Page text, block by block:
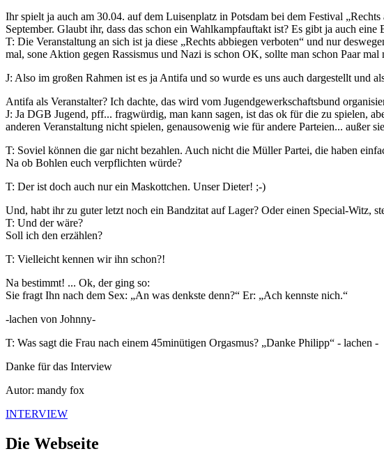
Ihr spielt ja auch am 30.04. auf dem Luisenplatz in Potsdam bei dem Festival
September. Glaubt ihr, dass das schon ein Wahlkampfauftakt ist? Es gibt ja auch
T: Die Veranstaltung an sich ist ja diese „Rechts abbiegen verboten“ und nur
mal, sone Aktion gegen Rassismus und Nazi is schon OK, sollte man schon Paar mal
J: Also im großen Rahmen ist es ja Antifa und so wurde es uns auch dargestellt und
Antifa als Veranstalter? Ich dachte, das wird vom Jugendgewerkschaftsbund
J: Ja DGB Jugend, pff... fragwürdig, man kann sagen, ist das ok für die zu spielen,
anderen Veranstaltung nicht spielen, genausowenig wie für andere Parteien... außer
T: Soviel können die gar nicht bezahlen. Auch nicht die Müller Partei, die haben
Na ob Bohlen euch verpflichten würde?
T: Der ist doch auch nur ein Maskottchen. Unser Dieter! ;-)
Und, habt ihr zu guter letzt noch ein Bandzitat auf Lager? Oder einen Special-Witz,
T: Und der wäre?
Soll ich den erzählen?
T: Vielleicht kennen wir ihn schon?!
Na bestimmt! ... Ok, der ging so:
Sie fragt Ihn nach dem Sex: „An was denkste denn?“ Er: „Ach kennste nich.“
-lachen von Johnny-
T: Was sagt die Frau nach einem 45minütigen Orgasmus? „Danke Philipp“ - lachen -
Danke für das Interview
Autor: mandy fox
INTERVIEW
Die Webseite